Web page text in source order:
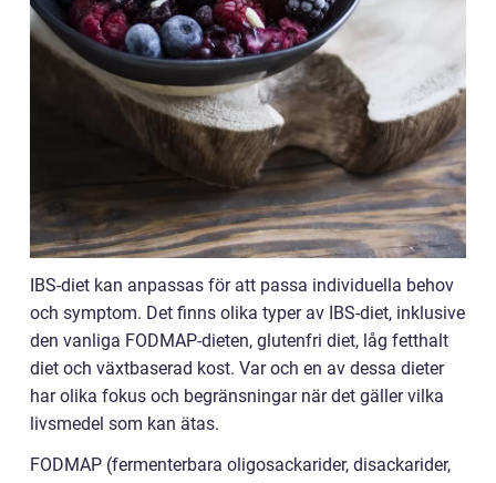
IBS-diet kan anpassas för att passa individuella behov
och symptom. Det finns olika typer av IBS-diet, inklusive
den vanliga FODMAP-dieten, glutenfri diet, låg fetthalt
diet och växtbaserad kost. Var och en av dessa dieter
har olika fokus och begränsningar när det gäller vilka
livsmedel som kan ätas.
FODMAP (fermenterbara oligosackarider, disackarider,